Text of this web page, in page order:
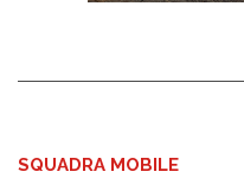
SQUADRA MOBILE